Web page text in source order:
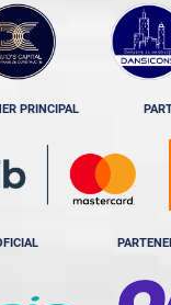
PRINCIPAL